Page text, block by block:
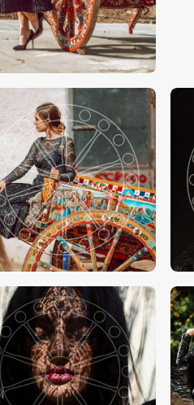
15.00-€24.00
.00-€24.00